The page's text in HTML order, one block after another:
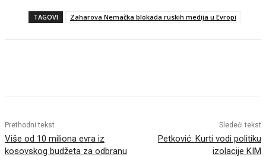
TAGOVI Zaharova Nemačka blokada ruskih medija u Evropi
Prethodni tekst
Više od 10 miliona evra iz
kosovskog budžeta za odbranu
Sledeći tekst
Petković: Kurti vodi politiku
izolacije KIM